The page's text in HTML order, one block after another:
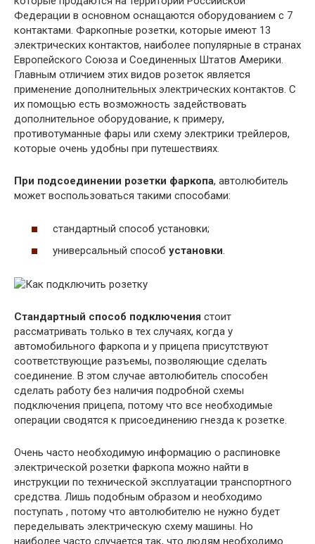
Федерации в основном оснащаются оборудованием с 7
контактами. Фаркопные розетки, которые имеют 13
электрических контактов, наиболее популярные в странах
Европейского Союза и Соединенных Штатов Америки.
Главным отличием этих видов розеток является
применение дополнительных электрических контактов. С
их помощью есть возможность задействовать
дополнительное оборудование, к примеру,
противотуманные фары или схему электрики трейлеров,
которые очень удобны при путешествиях.
При подсоединении розетки фаркопа, автолюбитель
может воспользоваться такими способами:
стандартный способ установки;
универсальный способ установки.
Стандартный способ подключения стоит
рассматривать только в тех случаях, когда у
автомобильного фаркопа и у прицепа присутствуют
соответствующие разъемы, позволяющие сделать
соединение. В этом случае автолюбитель способен
сделать работу без наличия подробной схемы
подключения прицепа, потому что все необходимые
операции сводятся к присоединению гнезда к розетке.
Очень часто необходимую информацию о распиновке
электрической розетки фаркопа можно найти в
инструкции по технической эксплуатации транспортного
средства. Лишь подобным образом и необходимо
поступать , потому что автолюбителю не нужно будет
переделывать электрическую схему машины. Но
наиболее часто случается так, что людям необходимо